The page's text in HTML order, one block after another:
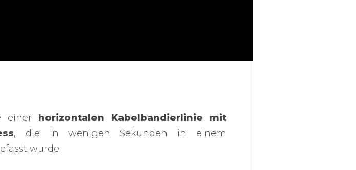
einer horizontalen Kabelbandierlinie mit
, die in wenigen Sekunden in einem
wurde.